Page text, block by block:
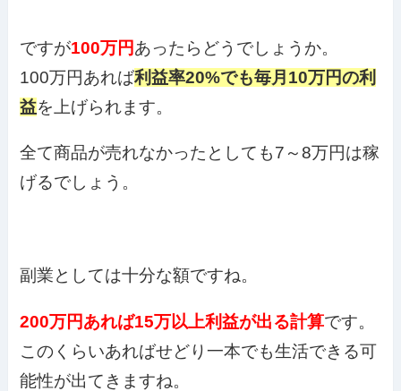
ですが100万円あったらどうでしょうか。
100万円あれば利益率20%でも毎月10万円の利
益を上げられます。
全て商品が売れなかったとしても7～8万円は稼
げるでしょう。
副業としては十分な額ですね。
200万円あれば15万以上利益が出る計算です。
このくらいあればせどり一本でも生活できる可
能性が出てきますね。